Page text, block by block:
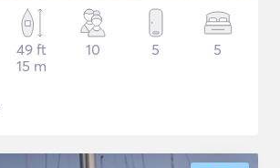
49 ft
15 m
10 5 5